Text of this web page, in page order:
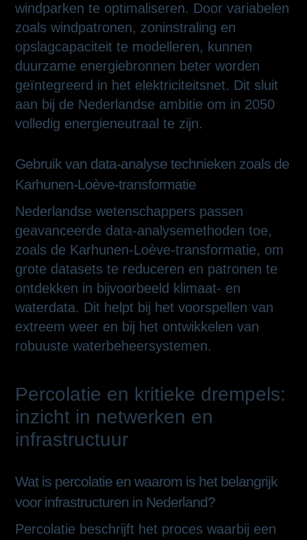
windparken te optimaliseren. Door variabelen
zoals windpatronen, zoninstraling en
opslagcapaciteit te modelleren, kunnen
duurzame energiebronnen beter worden
geïntegreerd in het elektriciteitsnet. Dit sluit
aan bij de Nederlandse ambitie om in 2050
volledig energieneutraal te zijn.
Gebruik van data-analyse technieken zoals de
Karhunen-Loève-transformatie
Nederlandse wetenschappers passen
geavanceerde data-analysemethoden toe,
zoals de Karhunen-Loève-transformatie, om
grote datasets te reduceren en patronen te
ontdekken in bijvoorbeeld klimaat- en
waterdata. Dit helpt bij het voorspellen van
extreem weer en bij het ontwikkelen van
robuuste waterbeheersystemen.
Percolatie en kritieke drempels:
inzicht in netwerken en
infrastructuur
Wat is percolatie en waarom is het belangrijk
voor infrastructuren in Nederland?
Percolatie beschrijft het proces waarbij een